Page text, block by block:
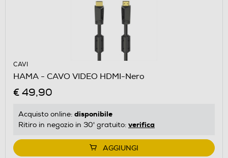
CAVI
HAMA - CAVO VIDEO HDMI-Nero
€ 49,90
Acquisto online: disponibile
Ritiro in negozio in 30' gratuito: verifica
AGGIUNGI